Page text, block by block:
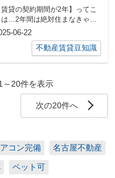
いの？
賃貸の契約期間が2年】ってこ
は…2年間は絶対住まなきゃい
ないの？「契約期間は2年」
賃貸物件...
06-22
不動産賃貸豆知識
～20件を表示
次の20件へ
コン完備 名古屋不動産
ペット可